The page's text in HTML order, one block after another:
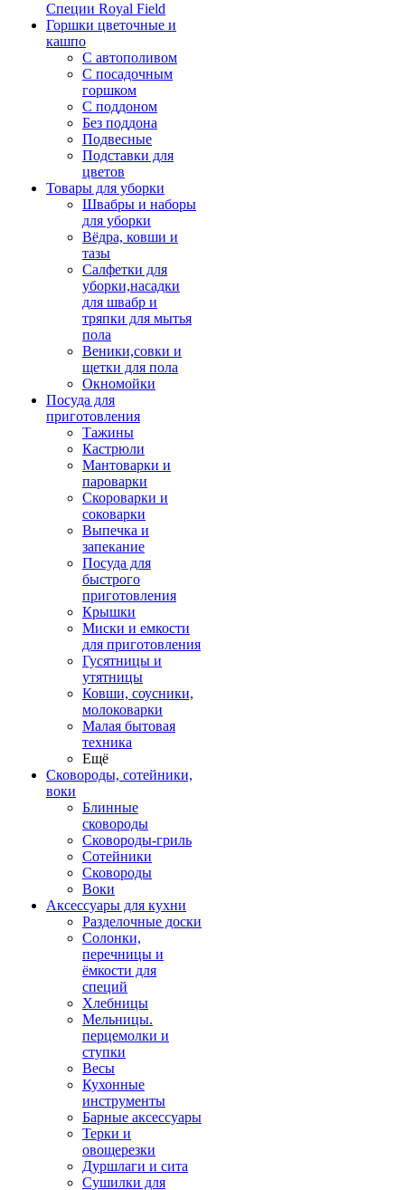
Специи Royal Field
Горшки цветочные и
кашпо
С автополивом
С посадочным
горшком
С поддоном
Без поддона
Подвесные
Подставки для
цветов
Товары для уборки
Швабры и наборы
для уборки
Вёдра, ковши и
тазы
Салфетки для
уборки,насадки
для швабр и
тряпки для мытья
пола
Веники,совки и
щетки для пола
Окномойки
Посуда для
приготовления
Тажины
Кастрюли
Мантоварки и
пароварки
Скороварки и
соковарки
Выпечка и
запекание
Посуда для
быстрого
приготовления
Крышки
Миски и емкости
для приготовления
Гусятницы и
утятницы
Ковши, соусники,
молоковарки
Малая бытовая
техника
Ещё
Сковороды, сотейники,
воки
Блинные
сковороды
Сковороды-гриль
Сотейники
Сковороды
Воки
Аксессуары для кухни
Разделочные доски
Солонки,
перечницы и
ёмкости для
специй
Хлебницы
Мельницы.
перцемолки и
ступки
Весы
Кухонные
инструменты
Барные аксессуары
Терки и
овощерезки
Дуршлаги и сита
Сушилки для